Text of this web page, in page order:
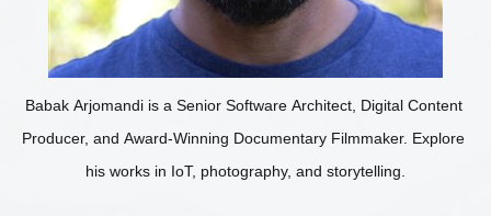
Babak Arjomandi is a Senior Software Architect, Digital Content
Producer, and Award-Winning Documentary Filmmaker. Explore
his works in IoT, photography, and storytelling.